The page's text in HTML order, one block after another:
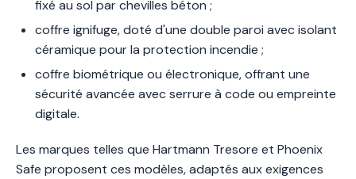
fixé au sol par chevilles béton ;
coffre ignifuge, doté d'une double paroi avec isolant
céramique pour la protection incendie ;
coffre biométrique ou électronique, offrant une
sécurité avancée avec serrure à code ou empreinte
digitale.
Les marques telles que Hartmann Tresore et Phoenix
Safe proposent ces modèles, adaptés aux exigences